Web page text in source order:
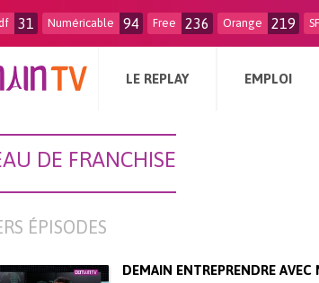
31 Numéricable 94 Free 236 Orange 219
LE REPLAY EMPLOI
DE FRANCHISE
ÉPISODES
DEMAIN ENTREPRENDRE AVEC